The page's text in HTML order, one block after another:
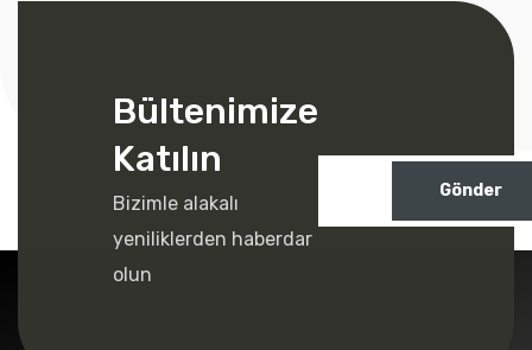
Bültenimize
Katılın
Bizimle alakalı
yeniliklerden haberdar
olun
Gönder